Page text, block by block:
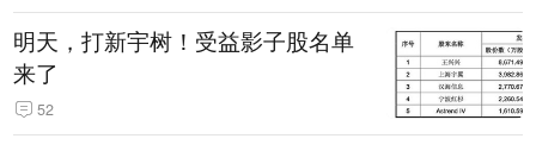
明天，打新宇树！受益影子股名单
来了
52